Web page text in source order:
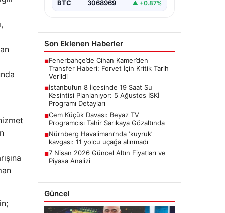
BTC 3068969 ▲ +0.87%
Son Eklenen Haberler
■Fenerbahçe’de Cihan Kamer’den
Transfer Haberi: Forvet İçin Kritik Tarih
Verildi
■İstanbul’un 8 İlçesinde 19 Saat Su
Kesintisi Planlanıyor: 5 Ağustos İSKİ
Programı Detayları
■Cem Küçük Davası: Beyaz TV
Programcısı Tahir Sarıkaya Gözaltında
■Nürnberg Havalimanı’nda ‘kuyruk’
kavgası: 11 yolcu uçağa alınmadı
■7 Nisan 2026 Güncel Altın Fiyatları ve
Piyasa Analizi
Güncel